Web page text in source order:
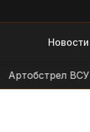
Новости
ВСУ